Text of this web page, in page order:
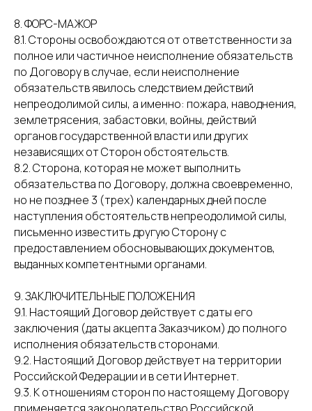
8. ФОРС-МАЖОР
8.1. Стороны освобождаются от ответственности за
полное или частичное неисполнение обязательств
по Договору в случае, если неисполнение
обязательств явилось следствием действий
непреодолимой силы, а именно: пожара, наводнения,
землетрясения, забастовки, войны, действий
органов государственной власти или других
независящих от Сторон обстоятельств.
8.2. Сторона, которая не может выполнить
обязательства по Договору, должна своевременно,
но не позднее 3 (трех) календарных дней после
наступления обстоятельств непреодолимой силы,
письменно известить другую Сторону с
предоставлением обосновывающих документов,
выданных компетентными органами.
9. ЗАКЛЮЧИТЕЛЬНЫЕ ПОЛОЖЕНИЯ
9.1. Настоящий Договор действует с даты его
заключения (даты акцепта Заказчиком) до полного
исполнения обязательств сторонами.
9.2. Настоящий Договор действует на территории
Российской Федерации и в сети Интернет.
9.3. К отношениям сторон по настоящему Договору